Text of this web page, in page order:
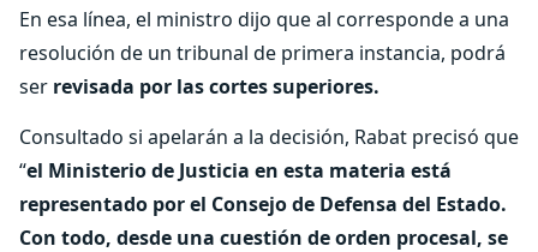
En esa línea, el ministro dijo que al corresponde a una
resolución de un tribunal de primera instancia, podrá
ser revisada por las cortes superiores.
Consultado si apelarán a la decisión, Rabat precisó que
“el Ministerio de Justicia en esta materia está
representado por el Consejo de Defensa del Estado.
Con todo, desde una cuestión de orden procesal, se